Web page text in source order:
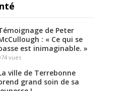
de Peter
: « Ce qui se
est inimaginable. »
vues
ville de Terrebonne
grand soin de sa